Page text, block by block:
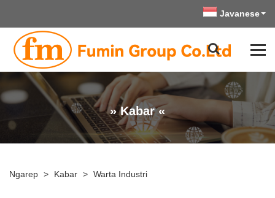
Javanese
» Kabar «
Ngarep > Kabar > Warta Industri